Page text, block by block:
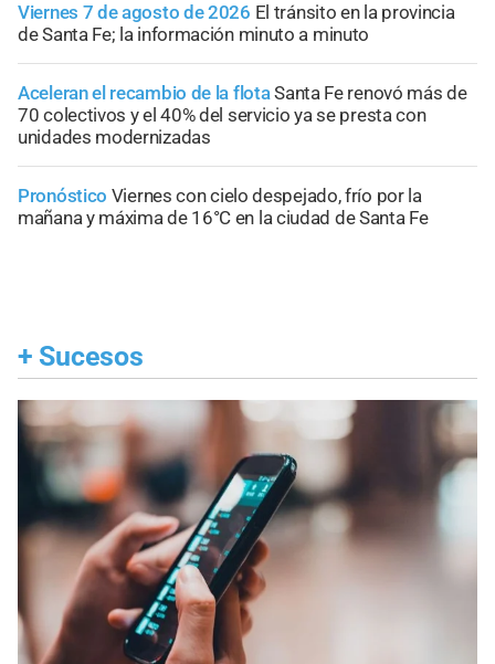
Viernes 7 de agosto de 2026 El tránsito en la provincia
de Santa Fe; la información minuto a minuto
Aceleran el recambio de la flotaSanta Fe renovó más de
70 colectivos y el 40% del servicio ya se presta con
unidades modernizadas
Pronóstico Viernes con cielo despejado, frío por la
mañana y máxima de 16°C en la ciudad de Santa Fe
+ Sucesos